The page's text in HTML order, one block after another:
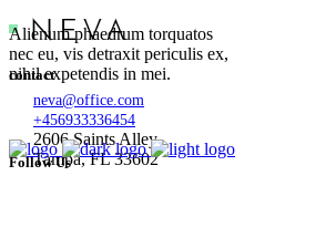
Alienum phaedrum torquatos
nec eu, vis detraxit periculis ex,
nihil expetendis in mei.
contact
neva@office.com
+456933336454
2606 Saints Alley
Tampa, FL 33602
Follow Us